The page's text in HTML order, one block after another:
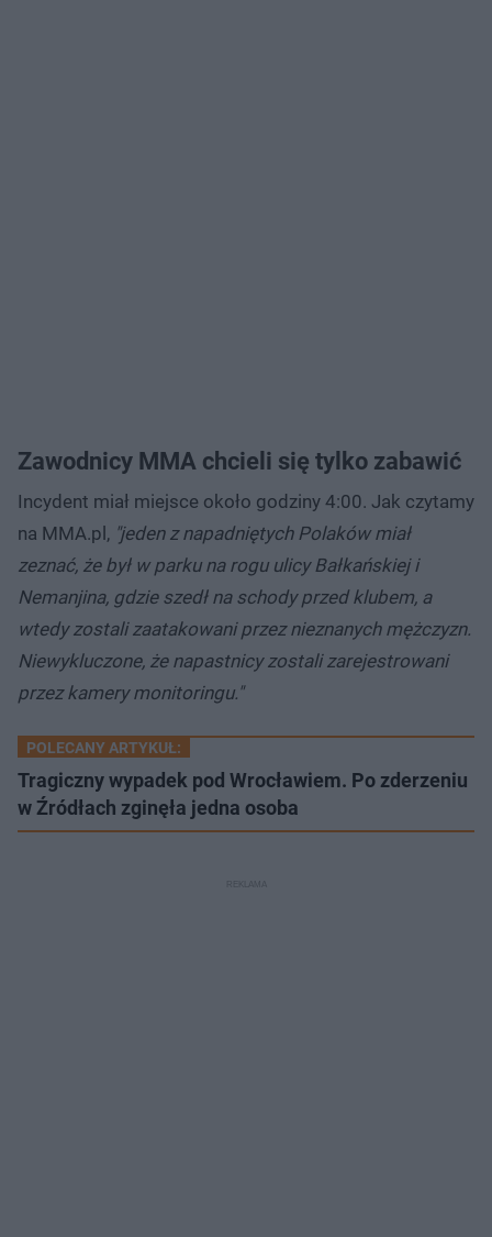
Zawodnicy MMA chcieli się tylko zabawić
Incydent miał miejsce około godziny 4:00. Jak czytamy
na MMA.pl, "jeden z napadniętych Polaków miał
zeznać, że był w parku na rogu ulicy Bałkańskiej i
Nemanjina, gdzie szedł na schody przed klubem, a
wtedy zostali zaatakowani przez nieznanych mężczyzn.
Niewykluczone, że napastnicy zostali zarejestrowani
przez kamery monitoringu."
POLECANY ARTYKUŁ:
Tragiczny wypadek pod Wrocławiem. Po zderzeniu
w Źródłach zginęła jedna osoba